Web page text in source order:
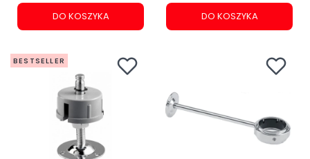
DO KOSZYKA DO KOSZYKA
BESTSELLER